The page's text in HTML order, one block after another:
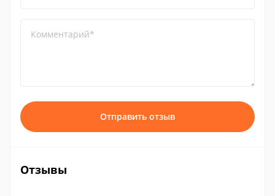
Комментарий*
Отправить отзыв
Отзывы